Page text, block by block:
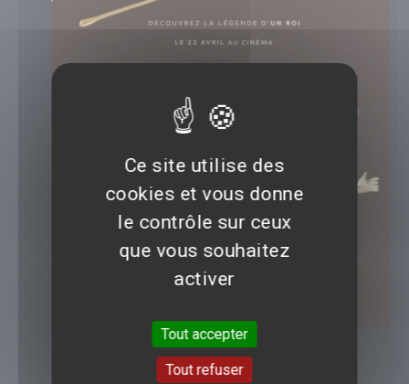
Ce site utilise des
cookies et vous donne
le contrôle sur ceux
que vous souhaitez
activer
Tout accepter
Tout refuser